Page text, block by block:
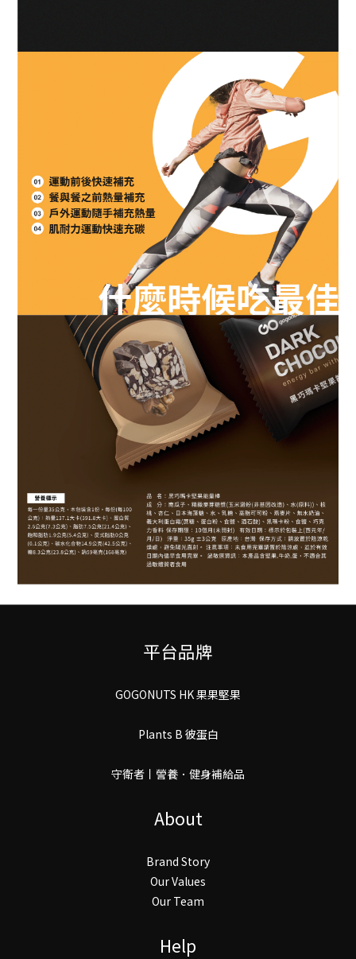
平台品牌
GOGONUTS HK 果果堅果
Plants B 彼蛋白
守衛者丨謍養．健身補給品
About
Brand Story
Our Values
Our Team
Help